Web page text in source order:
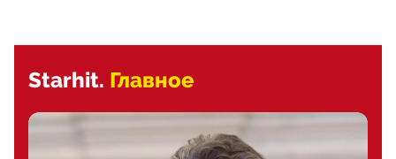
Starhit. Главное